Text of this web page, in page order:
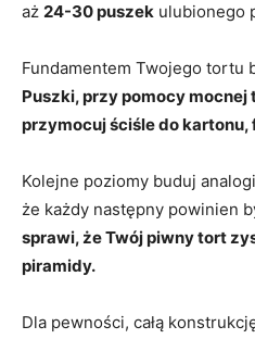
aż 24-30 puszek ulubionego
Fundamentem Twojego tortu
Puszki, przy pomocy
przymocuj ściśle do
Kolejne poziomy buduj
że każdy następny powinien
sprawi, że Twój piwny tort
piramidy.
Dla pewności, całą